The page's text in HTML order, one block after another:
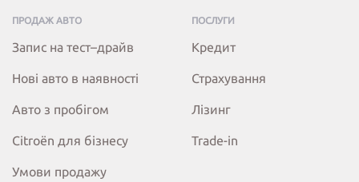
ПРОДАЖ АВТО
Запис на тест–драйв
Нові авто в наявності
Авто з пробігом
Citroёn для бізнесу
Умови продажу
ПОСЛУГИ
Кредит
Страхування
Лізинг
Trade-in